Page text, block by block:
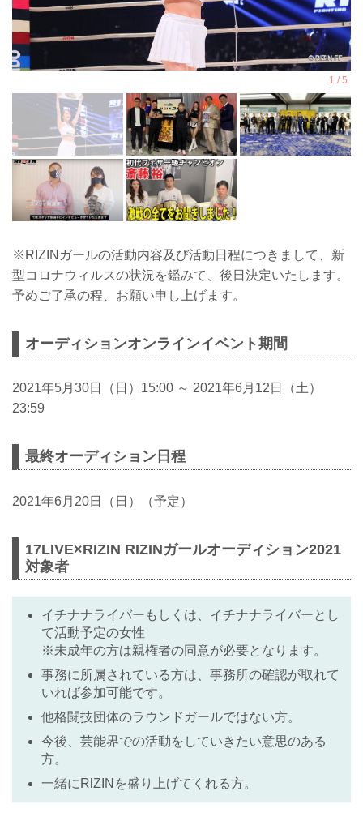
※RIZINガールの活動内容及び活動日程につきまして、新
型コロナウィルスの状況を鑑みて、後日決定いたします。
予めご了承の程、お願い申し上げます。
オーディションオンラインイベント期間
2021年5月30日（日）15:00 ～ 2021年6月12日（土）
23:59
最終オーディション日程
2021年6月20日（日）（予定）
17LIVE×RIZIN RIZINガールオーディション2021
対象者
イチナナライバーもしくは、イチナナライバーとし
て活動予定の女性
※未成年の方は親権者の同意が必要となります。
事務に所属されている方は、事務所の確認が取れて
いれば参加可能です。
他格闘技団体のラウンドガールではない方。
今後、芸能界での活動をしていきたい意思のある
方。
一緒にRlZINを盛り上げてくれる方。